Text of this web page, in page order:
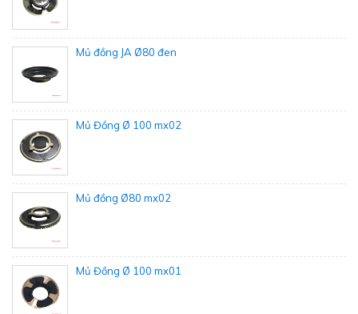
Mủ đồng JA Ø80 đen
Mủ Đồng Ø 100 mx02
Mủ đồng Ø80 mx02
Mủ Đồng Ø 100 mx01